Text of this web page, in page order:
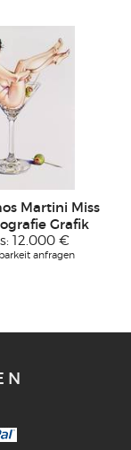
Martini Miss
Grafik
12.000 €
anfragen